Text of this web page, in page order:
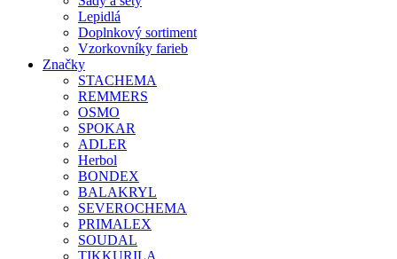
Lepidlá
Doplnkový sortiment
Vzorkovníky farieb
Značky
STACHEMA
REMMERS
OSMO
SPOKAR
ADLER
Herbol
BONDEX
BALAKRYL
SEVEROCHEMA
PRIMALEX
SOUDAL
TIKKURILA